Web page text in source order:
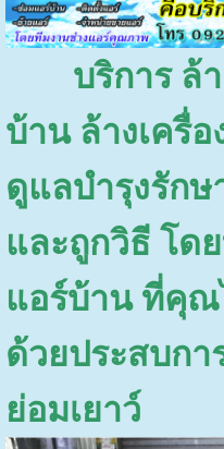
บริการ ล้า
บ้าน ล้างเครื่
ดูแลบำรุงรักษ
และถูกวิธี โด
แอร์บ้าน ที่คุณ
ด้วยประสบก
ย่อมเยาว์